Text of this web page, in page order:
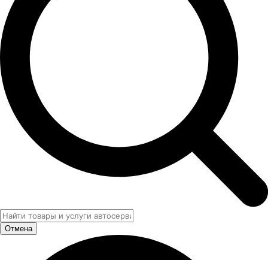
Отмена